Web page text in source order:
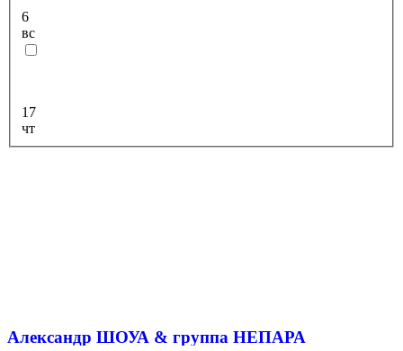
6
вс
17
чт
Александр ШОУА & группа НЕПАРА